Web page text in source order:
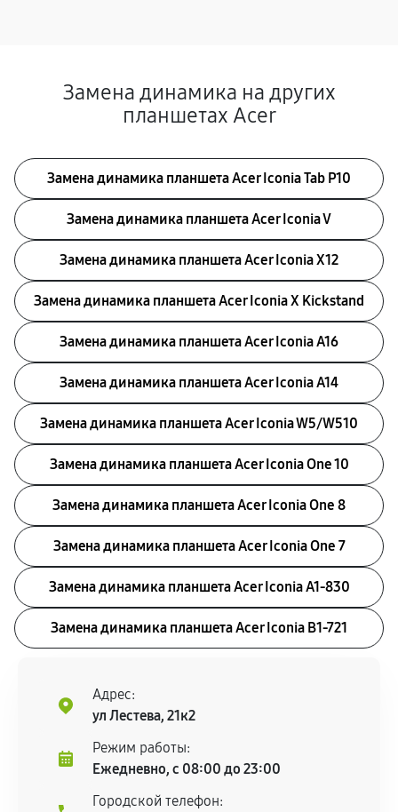
Замена динамика на других
планшетах Acer
Замена динамика планшета Acer Iconia Tab P10
Замена динамика планшета Acer Iconia V
Замена динамика планшета Acer Iconia X12
Замена динамика планшета Acer Iconia X Kickstand
Замена динамика планшета Acer Iconia A16
Замена динамика планшета Acer Iconia A14
Замена динамика планшета Acer Iconia W5/W510
Замена динамика планшета Acer Iconia One 10
Замена динамика планшета Acer Iconia One 8
Замена динамика планшета Acer Iconia One 7
Замена динамика планшета Acer Iconia A1‑830
Замена динамика планшета Acer Iconia B1‑721
Адрес:
ул Лестева, 21к2
Режим работы:
Ежедневно, с 08:00 до 23:00
Городской телефон: